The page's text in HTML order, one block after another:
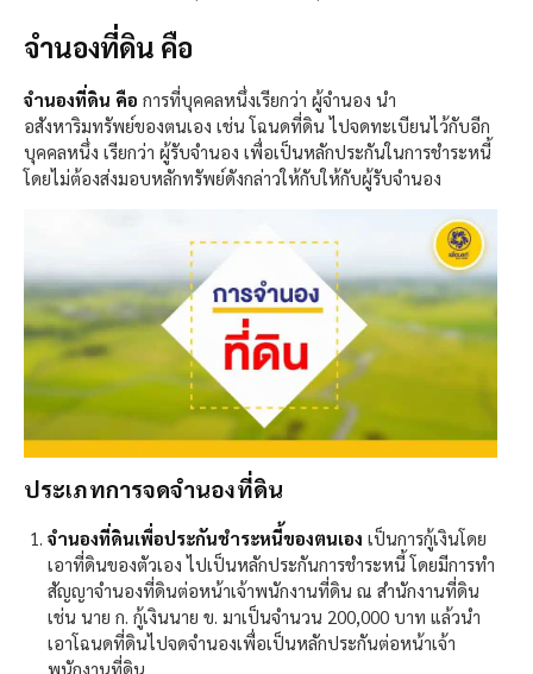
จำนองที่ดิน คือ
จำนองที่ดิน คือ การที่บุคคลหนึ่งเรียกว่า ผู้จำนอง นำ
อสังหาริมทรัพย์ของตนเอง เช่น โฉนดที่ดิน ไปจดทะเบียนไว้กับอีก
บุคคลหนึ่ง เรียกว่า ผู้รับจำนอง เพื่อเป็นหลักประกันในการชำระหนี้
โดยไม่ต้องส่งมอบหลักทรัพย์ดังกล่าวให้กับให้กับผู้รับจำนอง
ประเภทการจดจำนองที่ดิน​
จำนองที่ดินเพื่อประกันชำระหนี้ของตนเอง ​ เป็นการกู้เงินโดย
เอาที่ดินของตัวเอง ไปเป็นหลักประกันการชำระหนี้ โดยมีการทำ
สัญญาจำนองที่ดินต่อหน้าเจ้าพนักงานที่ดิน ณ สำนักงานที่ดิน
เช่น นาย ก. กู้เงินนาย ข. มาเป็นจำนวน 200,000 บาท แล้วนำ
เอาโฉนดที่ดินไปจดจำนองเพื่อเป็นหลักประกันต่อหน้าเจ้า
พนักงานที่ดิน